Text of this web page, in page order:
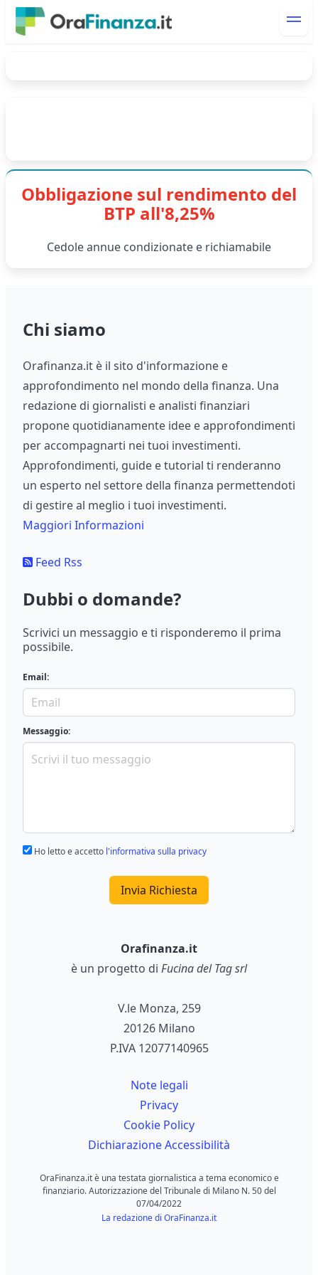
Obbligazione sul rendimento del
BTP all'8,25%
Cedole annue condizionate e richiamabile
Chi siamo
Orafinanza.it è il sito d'informazione e
approfondimento nel mondo della finanza. Una
redazione di giornalisti e analisti finanziari
propone quotidianamente idee e approfondimenti
per accompagnarti nei tuoi investimenti.
Approfondimenti, guide e tutorial ti renderanno
un esperto nel settore della finanza permettendoti
di gestire al meglio i tuoi investimenti.
Maggiori Informazioni
Feed Rss
Dubbi o domande?
Scrivici un messaggio e ti risponderemo il prima
possibile.
Email:
Messaggio:
Ho letto e accetto l'informativa sulla privacy
Invia Richiesta
Orafinanza.it
è un progetto di Fucina del Tag srl
V.le Monza, 259
20126 Milano
P.IVA 12077140965
Note legali
Privacy
Cookie Policy
Dichiarazione Accessibilità
OraFinanza.it è una testata giornalistica a tema economico e
finanziario. Autorizzazione del Tribunale di Milano N. 50 del
07/04/2022
La redazione di OraFinanza.it